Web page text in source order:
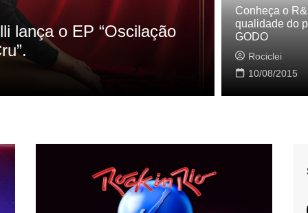
referencias do clipe de
Destaque
Cynthia
Baleiro
Rociclei
Conheça o
qualidade do
GODO
Rociclei
10/08/2015